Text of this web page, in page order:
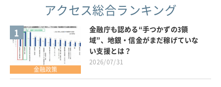
アクセス総合ランキング
1
金融政策
金融庁も認める“手つかずの3領
域”、地銀・信金がまだ稼げていな
い支援とは？
2026/07/31